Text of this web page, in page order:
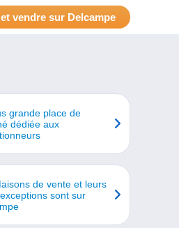
vendre sur Delcampe
grande place de
dédiée aux
de vente et leurs
sont sur